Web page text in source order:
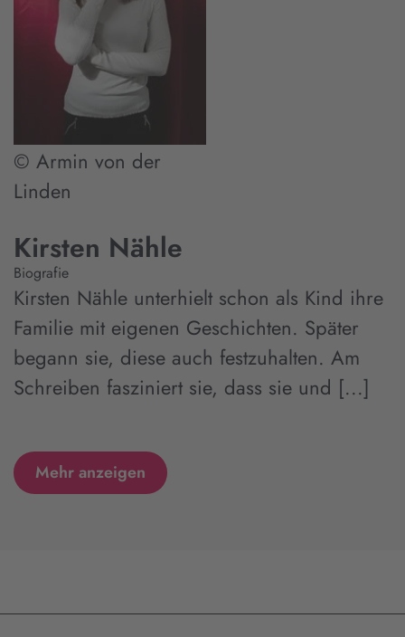
© Armin von der
Linden
Kirsten Nähle
Biografie
Kirsten Nähle unterhielt schon als Kind ihre
Familie mit eigenen Geschichten. Später
begann sie, diese auch festzuhalten. Am
Schreiben fasziniert sie, dass sie und [...]
Mehr anzeigen